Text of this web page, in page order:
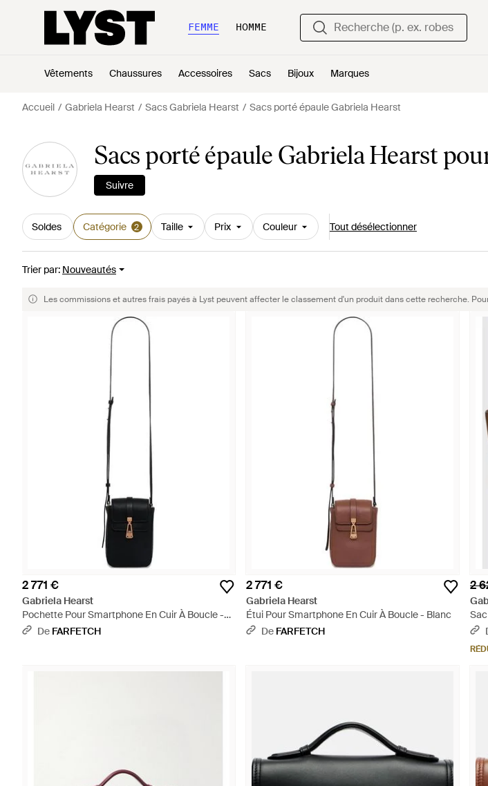
FEMME HOMME
Vêtements Chaussures Accessoires Sacs Bijoux Marques
Accueil Gabriela Hearst Sacs Gabriela Hearst Sacs porté épaule Gabriela Hearst
Sacs porté épaule Gabriela Hearst
Suivre
Soldes Catégorie 2 Taille Prix Couleur Tout désélectionner
Trier par: Nouveautés
Les commissions et autres frais payés à Lyst peuvent affecter le classement d'un produit dans cette recherche.
2 771 €
Gabriela Hearst
Pochette Pour Smartphone En Cuir À Boucle -
Blanc
De FARFETCH
2 771 €
Gabriela Hearst
Étui Pour Smartphone En Cuir À Boucle - Blanc
De FARFETCH
2